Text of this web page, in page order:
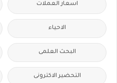
اسعار العملات
الاحياء
البحث العلمى
التحضير الاكترونى